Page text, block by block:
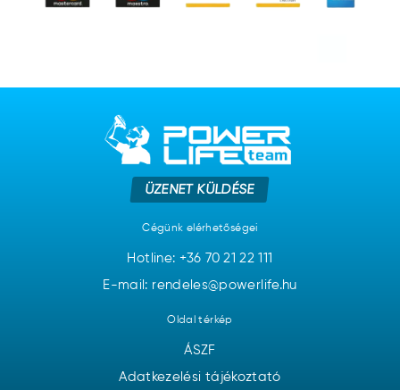
ÜZENET KÜLDÉSE
Cégünk elérhetőségei
Hotline: +36 70 21 22 111
E-mail: rendeles@powerlife.hu
Oldal térkép
ÁSZF
Adatkezelési tájékoztató